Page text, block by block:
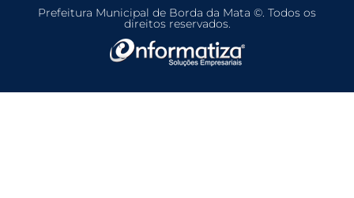
Prefeitura Municipal de Borda da Mata ©. Todos os
direitos reservados.